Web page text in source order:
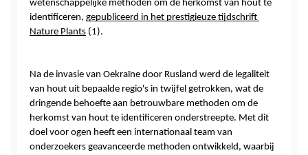
wetenschappelijke methoden om de herkomst van hout te
identificeren, gepubliceerd in het prestigieuze tijdschrift
Nature Plants (1).
Na de invasie van Oekraïne door Rusland werd de legaliteit
van hout uit bepaalde regio's in twijfel getrokken, wat de
dringende behoefte aan betrouwbare methoden om de
herkomst van hout te identificeren onderstreepte. Met dit
doel voor ogen heeft een internationaal team van
onderzoekers geavanceerde methoden ontwikkeld, waarbij